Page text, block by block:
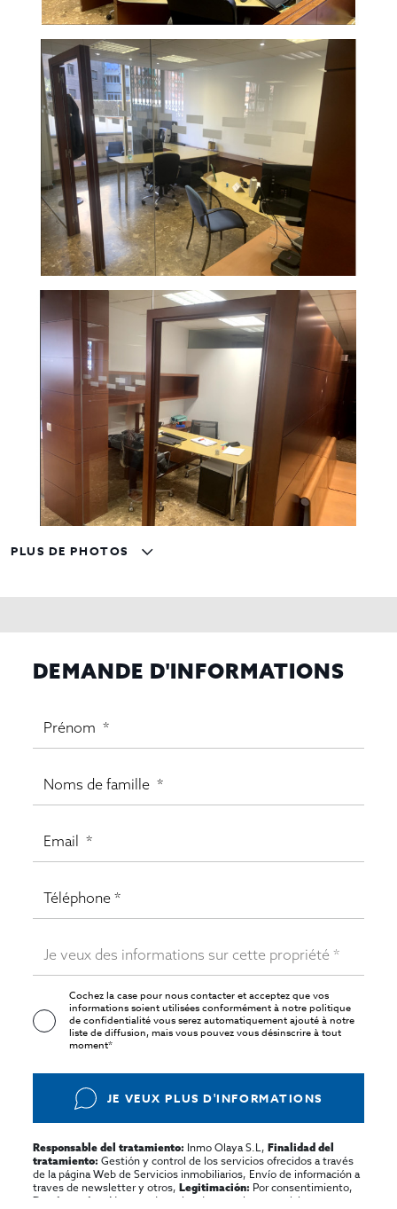
PLUS DE PHOTOS
DEMANDE D'INFORMATIONS
Cochez la case pour nous contacter et acceptez que vos
informations soient utilisées conformément à notrepolitique
de confidentialitévous serez automatiquement ajouté à notre
liste de diffusion, mais vous pouvez vous désinscrire à tout
moment*
JE VEUX PLUS D'INFORMATIONS
Responsable del tratamiento: Inmo Olaya S.L,Finalidad del
tratamiento: Gestión y control de los servicios ofrecidos a través
de la página Web de Servicios inmobiliarios, Envío de información a
traves de newsletter y otros,Legitimación: Por consentimiento,
Destinatarios:
No se cederan los datos, salvo para elaborar